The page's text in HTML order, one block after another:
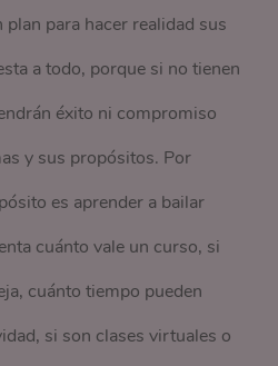
para hacer realidad sus
a todo, porque si no tienen
éxito ni compromiso
y sus propósitos. Por
es aprender a bailar
cuánto vale un curso, si
cuánto tiempo pueden
si son clases virtuales o